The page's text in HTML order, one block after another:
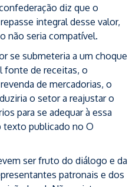
diz que o
integral desse valor,
não seria compatível.
se submeteria a um choque
fonte de receitas, o
de mercadorias, o
o setor a reajustar o
para se adequar à essa
texto publicado no O
ser fruto do diálogo e da
patronais e dos